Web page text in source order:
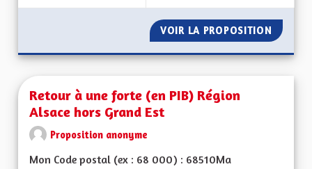
VOIR LA PROPOSITION
Retour à une forte (en PIB) Région
Alsace hors Grand Est
Proposition anonyme
Mon Code postal (ex : 68 000) : 68510Ma